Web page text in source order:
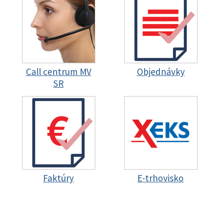
Call centrum MV
SR
Objednávky
Faktúry E-trhovisko